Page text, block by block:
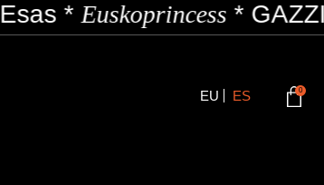
Euskoprincess*GAZZI *Hofe
EU ES 0